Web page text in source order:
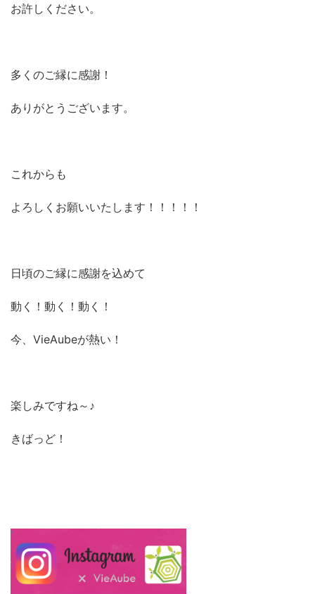
お許しください。
多くのご縁に感謝！
ありがとうございます。
これからも
よろしくお願いいたします！！！！！
日頃のご縁に感謝を込めて
動く！動く！動く！
今、VieAubeが熱い！
楽しみですね～♪
きばっど！